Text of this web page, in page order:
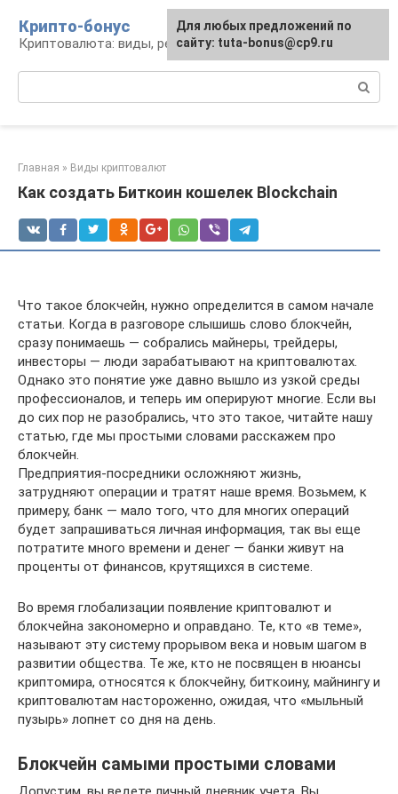
контенту
Крипто-бонус
Криптовалюта: виды, ресурсы, новости
Главная » Виды криптовалют
Как создать Биткоин кошелек Blockchain
Что такое блокчейн, нужно определится в самом начале
статьи. Когда в разговоре слышишь слово блокчейн,
сразу понимаешь — собрались майнеры, трейдеры,
инвесторы — люди зарабатывают на криптовалютах.
Однако это понятие уже давно вышло из узкой среды
профессионалов, и теперь им оперируют многие. Если вы
до сих пор не разобрались, что это такое, читайте нашу
статью, где мы простыми словами расскажем про
блокчейн.
Предприятия-посредники осложняют жизнь,
затрудняют операции и тратят наше время. Возьмем, к
примеру, банк — мало того, что для многих операций
будет запрашиваться личная информация, так вы еще
потратите много времени и денег — банки живут на
проценты от финансов, крутящихся в системе.
Во время глобализации появление криптовалют и
блокчейна закономерно и оправдано. Те, кто «в теме»,
называют эту систему прорывом века и новым шагом в
развитии общества. Те же, кто не посвящен в нюансы
криптомира, относятся к блокчейну, биткоину, майнингу и
криптовалютам настороженно, ожидая, что «мыльный
пузырь» лопнет со дня на день.
Блокчейн самыми простыми словами
Для любых предложений по
сайту: tuta-bonus@cp9.ru